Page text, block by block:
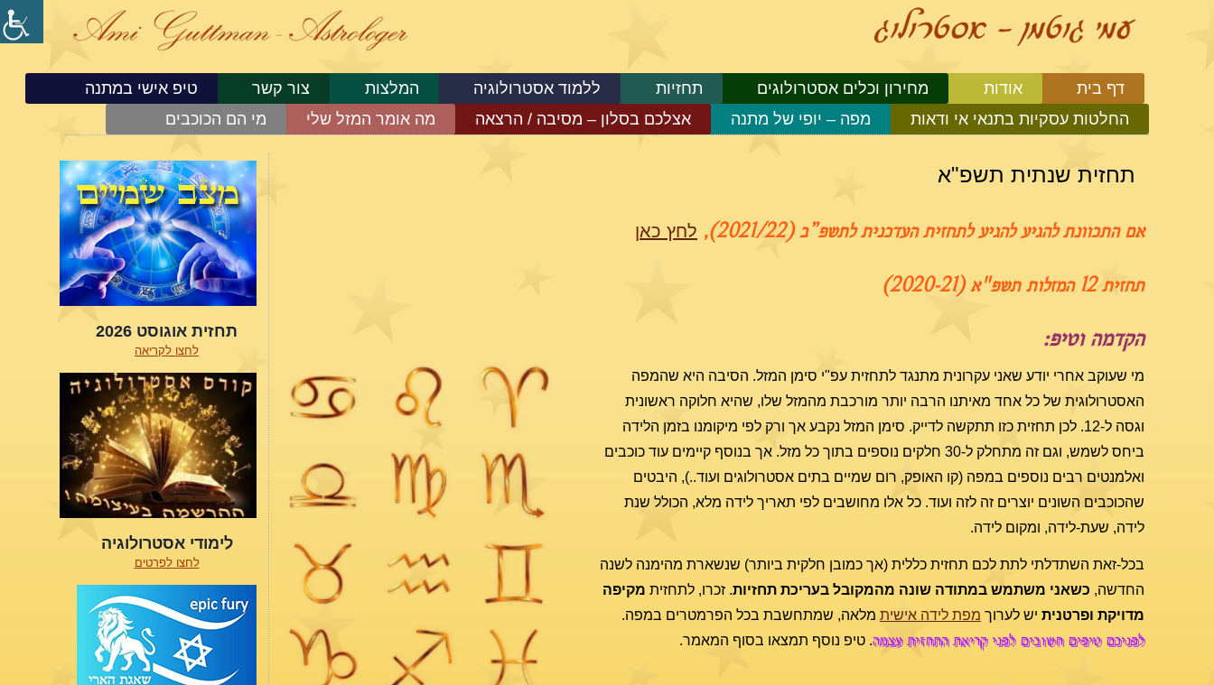
דף בית אודות מחירון וכלים אסטרולוגים תחזיות ללמוד אסטרולוגיה המלצות צור קשר
טיפ אישי במתנה
החלטות עסקיות בתנאי אי ודאות
מפה – יופי של מתנה אצלכם בסלון – מסיבה / הרצאה מה אומר המזל שלי מי הם הכוכבים
תחזית שנתית תשפ"א
אם התכוונת להגיע להגיע לתחזית העדכנית לתשפ”ב (2021/22), לחץ כאן
תחזית 12 המזלות תשפ"א (2020-21)
הקדמה וטיפ:
מי שעוקב אחרי יודע שאני עקרונית מתנגד לתחזית עפ"י סימן המזל. הסיבה היא שהמפה
האסטרולוגית של כל אחד מאיתנו הרבה יותר מורכבת מהמזל שלו, שהיא חלוקה ראשונית
וגסה ל-12. לכן תחזית כזו תתקשה לדייק. סימן המזל נקבע אך ורק לפי מיקומנו בזמן הלידה
ביחס לשמש, וגם זה מתחלק ל-30 חלקים נוספים בתוך כל מזל. אך בנוסף קיימים עוד כוכבים
ואלמנטים רבים נוספים במפה (קו האופק, רום שמיים בתים אסטרולוגים ועוד..), היבטים
שהכוכבים השונים יוצרים זה לזה ועוד. כל אלו מחושבים לפי תאריך לידה מלא, הכולל שנת
לידה, שעת-לידה, ומקום לידה.
בכל-זאת השתדלתי לתת לכם תחזית כללית (אך כמובן חלקית ביותר) שנשארת מהימנה לשנה
החדשה, כשאני משתמש במתודה שונה מהמקובל בעריכת תחזיות. זכרו, לתחזית מקיפה
מדויקת ופרטנית יש לערוך מפת לידה אישית מלאה, שמתחשבת בכל הפרמטרים במפה.
לפניכם טיפים חשובים לפני קריאת התחזית עצמה. טיפ נוסף תמצאו בסוף המאמר.
תחזית אוגוסט 2026
לחצו לקריאה
לימודי אסטרולוגיה
לחצו לפרטים